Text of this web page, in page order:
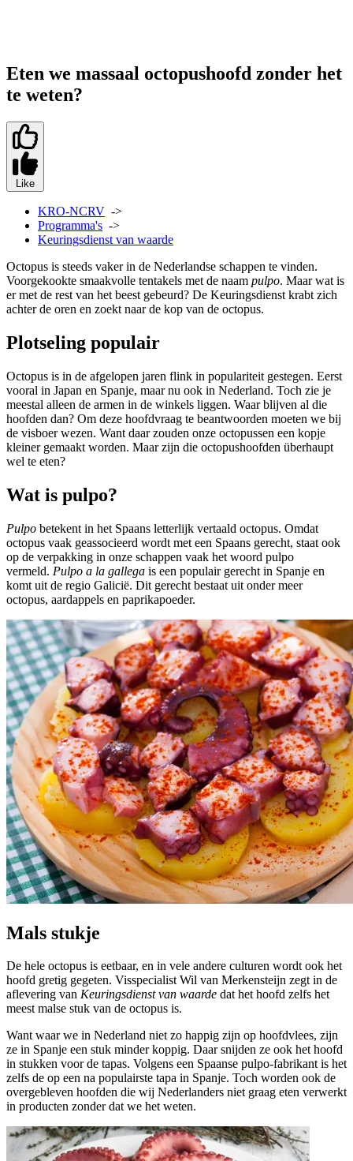
Eten we massaal octopushoofd zonder het
te weten?
Like
KRO-NCRV ->
Programma's ->
Keuringsdienst van waarde
Octopus is steeds vaker in de Nederlandse schappen te vinden.
Voorgekookte smaakvolle tentakels met de naam pulpo. Maar wat is
er met de rest van het beest gebeurd? De Keuringsdienst krabt zich
achter de oren en zoekt naar de kop van de octopus.
Plotseling populair
Octopus is in de afgelopen jaren flink in populariteit gestegen. Eerst
vooral in Japan en Spanje, maar nu ook in Nederland. Toch zie je
meestal alleen de armen in de winkels liggen. Waar blijven al die
hoofden dan? Om deze hoofdvraag te beantwoorden moeten we bij
de visboer wezen. Want daar zouden onze octopussen een kopje
kleiner gemaakt worden. Maar zijn die octopushoofden überhaupt
wel te eten?
Wat is pulpo?
Pulpo betekent in het Spaans letterlijk vertaald octopus. Omdat
octopus vaak geassocieerd wordt met een Spaans gerecht, staat ook
op de verpakking in onze schappen vaak het woord pulpo
vermeld. Pulpo a la gallega is een populair gerecht in Spanje en
komt uit de regio Galicië. Dit gerecht bestaat uit onder meer
octopus, aardappels en paprikapoeder.
Mals stukje
De hele octopus is eetbaar, en in vele andere culturen wordt ook het
hoofd gretig gegeten. Visspecialist Wil van Merkensteijn zegt in de
aflevering van Keuringsdienst van waarde dat het hoofd zelfs het
meest malse stuk van de octopus is.
Want waar we in Nederland niet zo happig zijn op hoofdvlees, zijn
ze in Spanje een stuk minder koppig. Daar snijden ze ook het hoofd
in stukken voor de tapas. Volgens een Spaanse pulpo-fabrikant is het
zelfs de op een na populairste tapa in Spanje. Toch worden ook de
overgebleven hoofden die wij Nederlanders niet graag eten verwerkt
in producten zonder dat we het weten.